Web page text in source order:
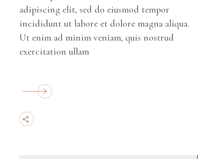
adipiscing elit, sed do eiusmod tempor
incididunt ut labore et dolore magna aliqua.
Ut enim ad minim veniam, quis nostrud
exercitation ullam